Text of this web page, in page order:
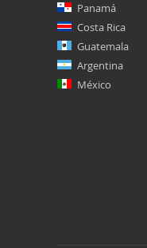
Panamá
Costa Rica
Guatemala
Argentina
México